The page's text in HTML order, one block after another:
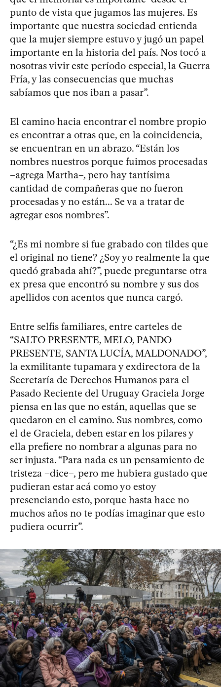
punto de vista que jugamos las mujeres. Es
importante que nuestra sociedad entienda
que la mujer siempre estuvo y jugó un papel
importante en la historia del país. Nos tocó a
nosotras vivir este período especial, la Guerra
Fría, y las consecuencias que muchas
sabíamos que nos iban a pasar”.
El camino hacia encontrar el nombre propio
es encontrar a otras que, en la coincidencia,
se encuentran en un abrazo. “Están los
nombres nuestros porque fuimos procesadas
–agrega Martha–, pero hay tantísima
cantidad de compañeras que no fueron
procesadas y no están... Se va a tratar de
agregar esos nombres”.
“¿Es mi nombre si fue grabado con tildes que
el original no tiene? ¿Soy yo realmente la que
quedó grabada ahí?”, puede preguntarse otra
ex presa que encontró su nombre y sus dos
apellidos con acentos que nunca cargó.
Entre selfis familiares, entre carteles de
“SALTO PRESENTE, MELO, PANDO
PRESENTE, SANTA LUCÍA, MALDONADO”,
la exmilitante tupamara y exdirectora de la
Secretaría de Derechos Humanos para el
Pasado Reciente del Uruguay Graciela Jorge
piensa en las que no están, aquellas que se
quedaron en el camino. Sus nombres, como
el de Graciela, deben estar en los pilares y
ella prefiere no nombrar a algunas para no
ser injusta. “Para nada es un pensamiento de
tristeza –dice–, pero me hubiera gustado que
pudieran estar acá como yo estoy
presenciando esto, porque hasta hace no
muchos años no te podías imaginar que esto
pudiera ocurrir”.